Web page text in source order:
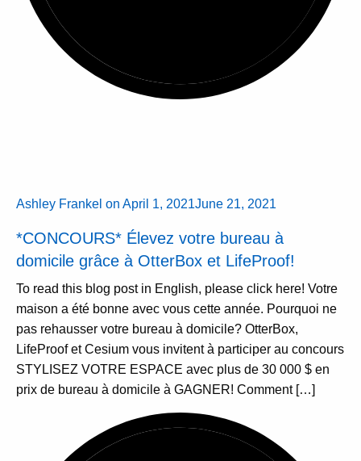
Ashley Frankel on April 1, 2021June 21, 2021
*CONCOURS* Élevez votre bureau à
domicile grâce à OtterBox et LifeProof!
To read this blog post in English, please click here! Votre
maison a été bonne avec vous cette année. Pourquoi ne
pas rehausser votre bureau à domicile? OtterBox,
LifeProof et Cesium vous invitent à participer au concours
STYLISEZ VOTRE ESPACE avec plus de 30 000 $ en
prix de bureau à domicile à GAGNER! Comment […]